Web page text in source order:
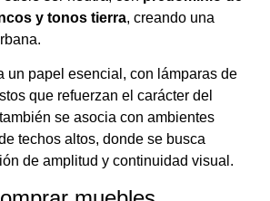
y tonos tierra, creando una
un papel esencial, con lámparas de
que refuerzan el carácter del
se asocia con ambientes
techos altos, donde se busca
de amplitud y continuidad visual.